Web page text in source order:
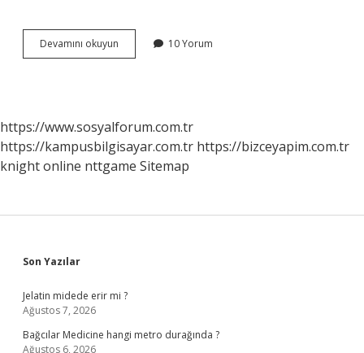
Devamını okuyun
Açılımı
10 Yorum
https://www.sosyalforum.com.tr
https://kampusbilgisayar.com.tr https://bizceyapim.com.tr
knight online nttgame Sitemap
Sidebar
Son Yazılar
Jelatin midede erir mi ?
Ağustos 7, 2026
Bağcılar Medicine hangi metro durağında ?
Ağustos 6, 2026